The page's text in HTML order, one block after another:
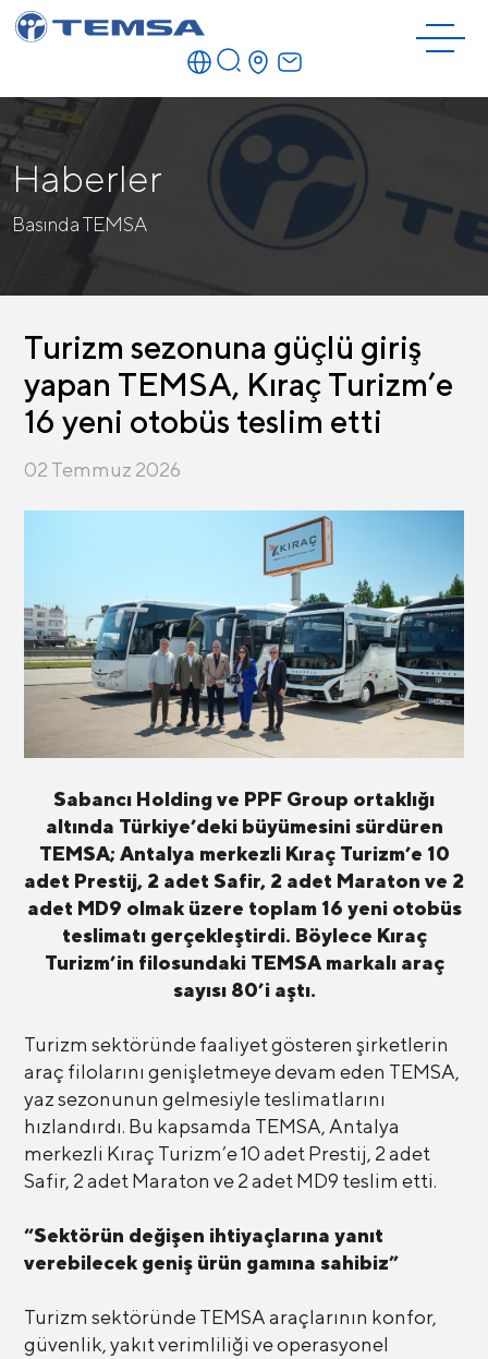
Haberler
Basında TEMSA
Turizm sezonuna güçlü giriş
yapan TEMSA, Kıraç Turizm’e
16 yeni otobüs teslim etti
02 Temmuz 2026
Sabancı Holding ve PPF Group ortaklığı
altında Türkiye’deki büyümesini sürdüren
TEMSA; Antalya merkezli Kıraç Turizm’e 10
adet Prestij, 2 adet Safir, 2 adet Maraton ve 2
adet MD9 olmak üzere toplam 16 yeni otobüs
teslimatı gerçekleştirdi. Böylece Kıraç
Turizm’in filosundaki TEMSA markalı araç
sayısı 80’i aştı.
Turizm sektöründe faaliyet gösteren şirketlerin
araç filolarını genişletmeye devam eden TEMSA,
yaz sezonunun gelmesiyle teslimatlarını
hızlandırdı. Bu kapsamda TEMSA, Antalya
merkezli Kıraç Turizm’e 10 adet Prestij, 2 adet
Safir, 2 adet Maraton ve 2 adet MD9 teslim etti.
“Sektörün değişen ihtiyaçlarına yanıt
verebilecek geniş ürün gamına sahibiz”
Turizm sektöründe TEMSA araçlarının konfor,
güvenlik, yakıt verimliliği ve operasyonel